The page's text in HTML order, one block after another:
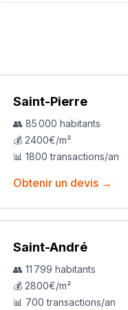
Saint-Pierre
👥85 000 habitants
💰 2400€/m²
📊1800 transactions/an
Obtenir un devis →
Saint-André
👥11 799 habitants
💰 2800€/m²
📊 700 transactions/an